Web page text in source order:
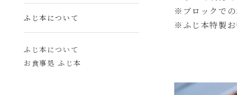
※ブロックでの
※ふじ本特製お
ふじ本について
ふじ本について
お食事処 ふじ本